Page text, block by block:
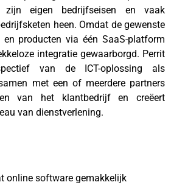
zijn eigen bedrijfseisen en vaak
heen. Omdat de gewenste
producten via één SaaS-platform
integratie gewaarborgd. Perrit
van de ICT-oplossing als
met een of meerdere partners
van het klantbedrijf en creëert
van dienstverlening.
online software gemakkelijk